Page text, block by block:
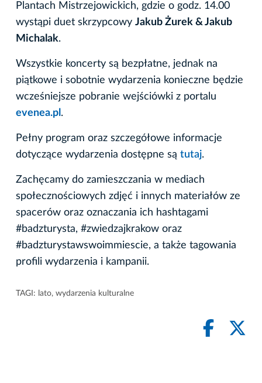
Plantach Mistrzejowickich, gdzie o godz. 14.00
wystąpi duet skrzypcowy Jakub Żurek & Jakub
Michalak.
Wszystkie koncerty są bezpłatne, jednak na
piątkowe i sobotnie wydarzenia konieczne będzie
wcześniejsze pobranie wejściówki z portalu
evenea.pl .
Pełny program oraz szczegółowe informacje
dotyczące wydarzenia dostępne są tutaj.
Zachęcamy do zamieszczania w mediach
społecznościowych zdjęć i innych materiałów ze
spacerów oraz oznaczania ich hashtagami
#badzturysta, #zwiedzajkrakow oraz
#badzturystawswoimmiescie, a także tagowania
profili wydarzenia i kampanii.
TAGI: lato, wydarzenia kulturalne